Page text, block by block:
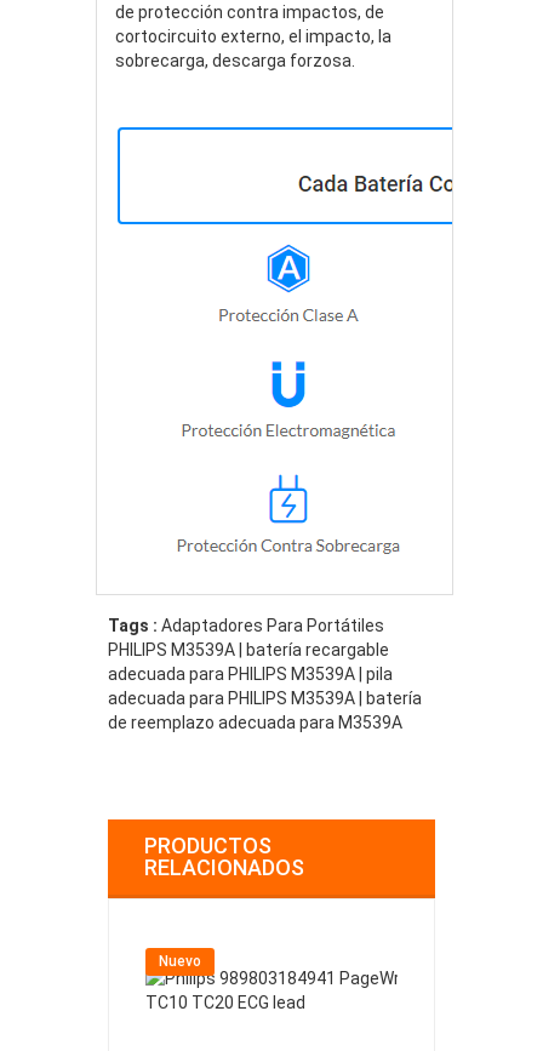
de protección contra impactos, de
cortocircuito externo, el impacto, la
sobrecarga, descarga forzosa.
Tags : Adaptadores Para Portátiles
PHILIPS M3539A | batería recargable
adecuada para PHILIPS M3539A | pila
adecuada para PHILIPS M3539A | batería
de reemplazo adecuada para M3539A
PRODUCTOS
RELACIONADOS
Nuevo